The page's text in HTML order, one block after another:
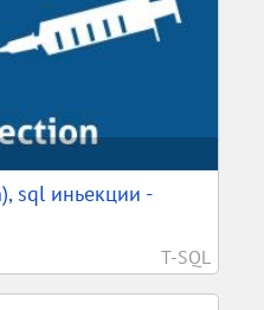
sql иньекции -
T-SQL